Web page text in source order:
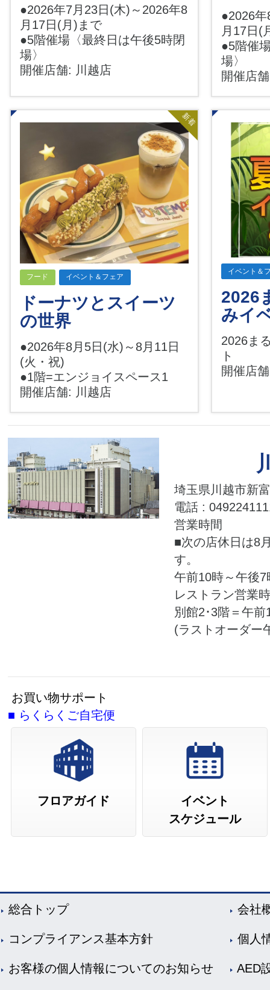
●2026年7月23日(木)～2026年8
月17日(月)まで
●5階催場〈最終日は午後5時閉
場〉
開催店舗: 川越店
●2026
月17日(
●5階催
場〉
開催店
新着
フード イベント＆フェア
ドーナツとスイーツ
の世界
●2026年8月5日(水)～8月11日
(火・祝)
●1階=エンジョイスペース1
開催店舗: 川越店
イベント＆
2026
みイ
2026ま
ト
開催店
埼玉県川越市新
電話 :
営業時間
■次の店休日は8
す。
午前10時～午後7
レストラン営業
別館2･3階＝午
(ラストオーダー
お買い物サポート
■ らくらくご自宅便
フロアガイド
イベント
スケジュール
総合トップ 会社
コンプライアンス基本方針 個人
お客様の個人情報についてのお知らせ AED